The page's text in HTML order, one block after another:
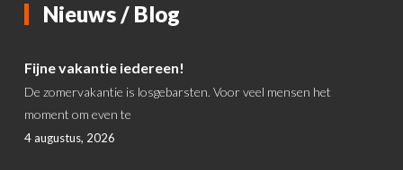
Nieuws / Blog
Fijne vakantie iedereen!
De zomervakantie is losgebarsten. Voor veel mensen het
moment om even te
4 augustus, 2026